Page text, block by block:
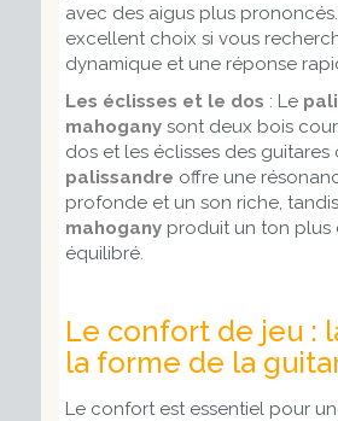
avec des aigus plus
excellent choix si vous
dynamique et une réponse
Les éclisses et le dos : Le
mahoganysont deux bois
dos et les éclisses des guitares
palissandre offre une
profonde et un son riche,
mahoganyproduit un ton plus
équilibré.
Le confort de jeu :
la forme de la
Le confort est essentiel pour